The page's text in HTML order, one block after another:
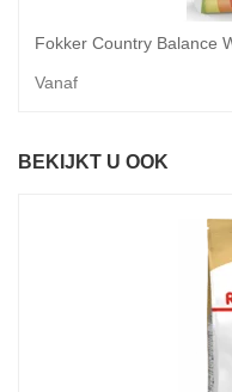
Fokker Country Balance
Vanaf
BEKIJKT U OOK